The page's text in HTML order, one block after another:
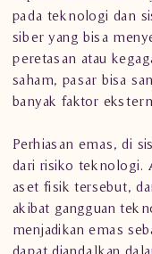
pada teknologi dan
siber yang bisa
peretasan atau
saham, pasar bisa
banyak faktor
Perhiasan emas, di
dari risiko teknologi.
aset fisik tersebut,
akibat gangguan
menjadikan emas
dapat diandalkan